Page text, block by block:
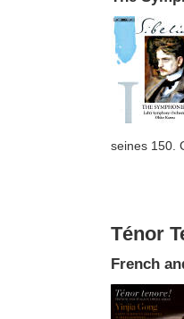
seines 150.
Ténor
French